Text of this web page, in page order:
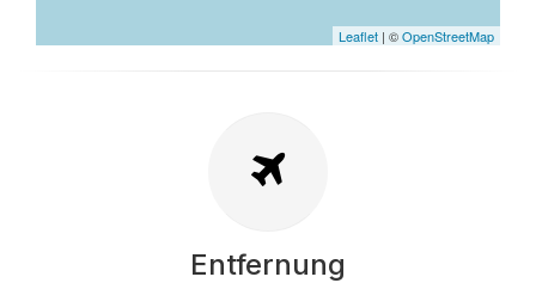
Leaflet | ©OpenStreetMap
Entfernung